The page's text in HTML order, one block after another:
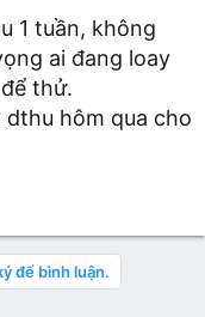
1 tuần, không
ai đang loay
thử.
dthu hôm qua cho
để bình luận.